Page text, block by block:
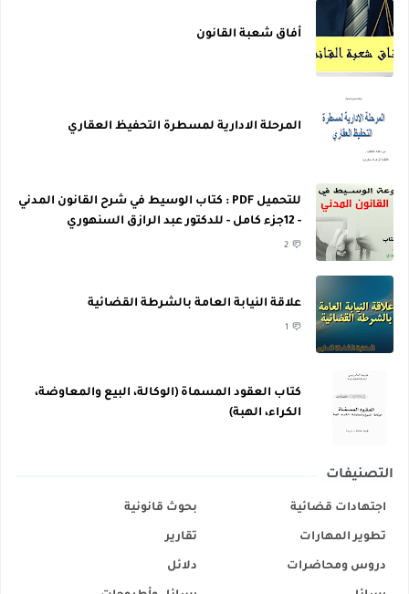
أفاق شعبة القانون
المرحلة الادارية لمسطرة التحفيظ العقاري
للتحميل PDF : كتاب الوسيط في شرح القانون المدني
- 12جزء كامل - للدكتور عبد الرازق السنهوري
2
علاقة النيابة العامة بالشرطة القضائية
1
كتاب العقود المسماة (الوكالة، البيع والمعاوضة،
الكراء، الهبة)
التصنيفات
اجتهادات قضائية بحوث قانونية
تطوير المهارات تقارير
دروس ومحاضرات دلائل